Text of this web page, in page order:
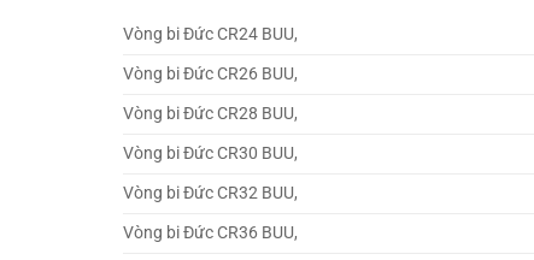
Vòng bi Đức CR24 BUU,
Vòng bi Đức CR26 BUU,
Vòng bi Đức CR28 BUU,
Vòng bi Đức CR30 BUU,
Vòng bi Đức CR32 BUU,
Vòng bi Đức CR36 BUU,